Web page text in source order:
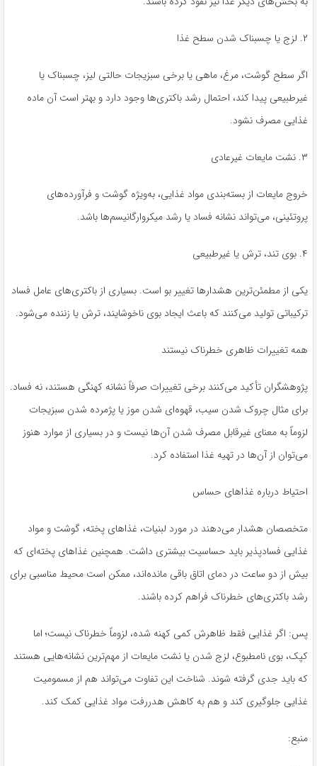
۲. لزج یا چسبناک شدن سطح غذا
اگر سطح گوشت، مرغ، ماهی یا برخی سبزیجات حالتی لیز، چسبناک یا
غیرطبیعی پیدا کند، احتمال رشد باکتری‌ها وجود دارد و بهتر است آن ماده
غذایی مصرف نشود.
۳. نشت مایعات غیرعادی
خروج مایعات از بسته‌بندی مواد غذایی، به‌ویژه گوشت و فرآورده‌های
پروتئینی، می‌تواند نشانه فساد یا رشد میکروارگانیسم‌ها باشد.
۴. بوی تند، ترش یا غیرطبیعی
یکی از مطمئن‌ترین هشدارها تغییر بو است. بسیاری از باکتری‌های عامل فساد
ترکیباتی تولید می‌کنند که باعث ایجاد بوی ناخوشایند، ترش یا زننده می‌شود.
همه تغییرات ظاهری خطرناک نیستند
پژوهشگران تأکید می‌کنند برخی تغییرات صرفاً نشانه کهنگی هستند، نه فساد.
برای مثال چروک شدن سیب، قهوه‌ای شدن موز یا پژمرده شدن سبزیجات
لزوماً به معنای غیرقابل مصرف شدن آن‌ها نیست و در بسیاری از موارد هنوز
می‌توان از آن‌ها در تهیه غذا استفاده کرد.
احتیاط درباره غذاهای حساس
متخصصان هشدار می‌دهند در مورد لبنیات، غذاهای پخته، گوشت و مواد
غذایی فسادپذیر باید حساسیت بیشتری داشت. همچنین غذاهای پخته‌ای که
بیش از دو ساعت در دمای اتاق باقی مانده‌اند، ممکن است محیط مناسبی برای
رشد باکتری‌های خطرناک فراهم کرده باشند.
پس: اگر غذایی فقط ظاهرش کمی کهنه شده، لزوماً خطرناک نیست؛ اما
کپک، بوی نامطبوع، لزج شدن یا نشت مایعات از مهم‌ترین نشانه‌هایی هستند
که باید جدی گرفته شوند. شناخت این تفاوت می‌تواند هم از مسمومیت
غذایی جلوگیری کند و هم به کاهش هدررفت مواد غذایی کمک کند.
منبع: